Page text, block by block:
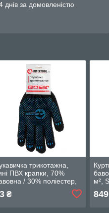
за домовленістю
трикотажна,
ПВХ крапки, 70%
/ 30% поліестер,
клас в’язки 10, чорна,
г INTERTOOL SP-0129
₴
м²,
849